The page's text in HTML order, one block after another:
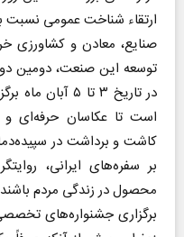
ارتقاء شناخت عمومی نسبت
صنایع، معادن و کشاورزی
توسعه این صنعت، دومین
در تاریخ ۳ تا ۵
است تا عکاسان حرفه‌ای و
کاشت و برداشت در
بر سفره‌های ایرانی،
محصول در زندگی مردم
برگزاری جشنواره‌های